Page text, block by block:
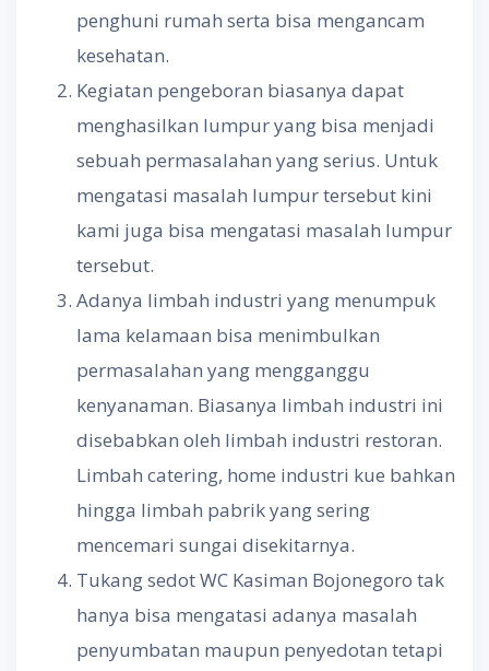
penghuni rumah serta bisa mengancam
kesehatan.
Kegiatan pengeboran biasanya dapat
menghasilkan lumpur yang bisa menjadi
sebuah permasalahan yang serius. Untuk
mengatasi masalah lumpur tersebut kini
kami juga bisa mengatasi masalah lumpur
tersebut.
Adanya limbah industri yang menumpuk
lama kelamaan bisa menimbulkan
permasalahan yang mengganggu
kenyanaman. Biasanya limbah industri ini
disebabkan oleh limbah industri restoran.
Limbah catering, home industri kue bahkan
hingga limbah pabrik yang sering
mencemari sungai disekitarnya.
Tukang sedot WC Kasiman Bojonegoro tak
hanya bisa mengatasi adanya masalah
penyumbatan maupun penyedotan tetapi